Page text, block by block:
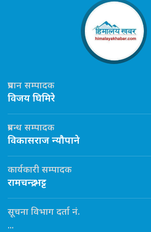
प्रधान सम्पादक
विजय घिमिरे
प्रबन्ध सम्पादक
विकासराज न्यौपाने
कार्यकारी सम्पादक
रामचन्द्र भट्ट
सूचना विभाग दर्ता नं.
...